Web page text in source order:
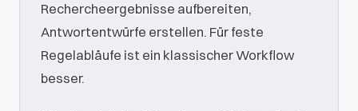
Rechercheergebnisse aufbereiten,
Antwortentwürfe erstellen. Für feste
Regelabläufe ist ein klassischer Workflow
besser.